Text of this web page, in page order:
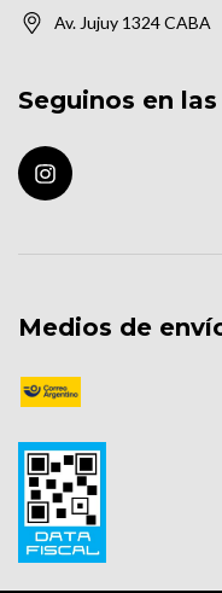
Av. Jujuy 1324 CABA
Seguinos en
Medios de